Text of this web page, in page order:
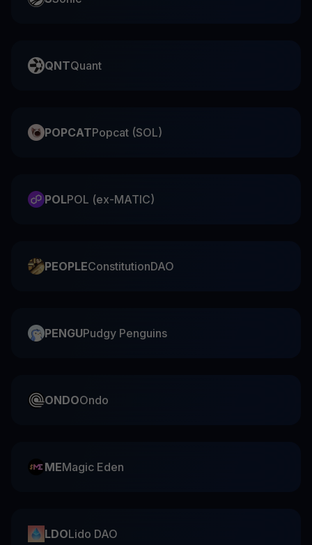
QNTQuant
POPCATPopcat (SOL)
POLPOL (ex-MATIC)
PEOPLEConstitutionDAO
PENGUPudgy Penguins
ONDOOndo
MEMagic Eden
LDOLido DAO